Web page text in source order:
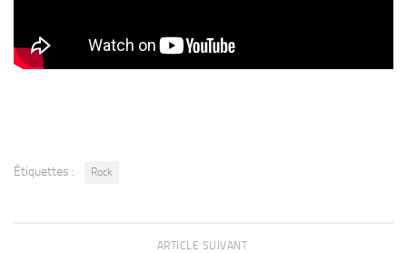
Étiquettes : Rock
ARTICLE SUIVANT